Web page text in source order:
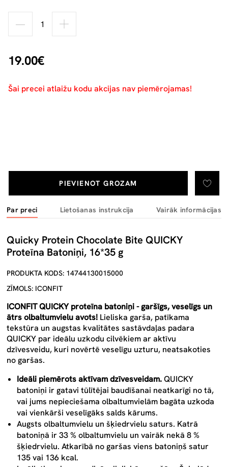
19.00€
PIEVIENOT GROZAM
Šai precei atlaižu kodu akcijas nav piemērojamas!
Par preci Lietošanas instrukcija Vairāk informācijas
Quicky Protein Chocolate Bite QUICKY
Proteīna Batoniņi, 16*35 g
PRODUKTA KODS: 14744130015000
ZĪMOLS: ICONFIT
ICONFIT QUICKY proteīna batoniņi - garšīgs, veselīgs un
ātrs olbaltumvielu avots! Lieliska garša, patīkama
tekstūra un augstas kvalitātes sastāvdaļas padara
QUICKY par ideālu uzkodu cilvēkiem ar aktīvu
dzīvesveidu, kuri novērtē veselīgu uzturu, neatsakoties
no garšas.
Ideāli piemērots aktīvam dzīvesveidam.QUICKY
batoniņi ir gatavi tūlītējai baudīšanai neatkarīgi no tā,
vai jums nepieciešama olbaltumvielām bagāta uzkoda
vai vienkārši veselīgāks salds kārums.
Augsts olbaltumvielu un šķiedrvielu saturs. Katrā
batoniņā ir 33 % olbaltumvielu un vairāk nekā 8 %
šķiedrvielu. Atkarībā no garšas viens batoniņš satur
135 vai 136 kcal.